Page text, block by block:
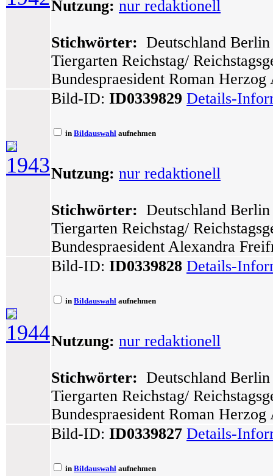
Nutzung: nur redaktionell
Stichwörter: Deutschland
Tiergarten Reichstag/
Bundespraesident Roman
1943
Bild-ID: ID0339829 Details-
in Bildauswahl aufnehmen
Nutzung: nur redaktionell
Stichwörter: Deutschland
Tiergarten Reichstag/
Bundespraesident Alexandra
1944
Bild-ID: ID0339828 Details-
in Bildauswahl aufnehmen
Nutzung: nur redaktionell
Stichwörter: Deutschland
Tiergarten Reichstag/
Bundespraesident Roman
Bild-ID: ID0339827 Details-
in Bildauswahl aufnehmen